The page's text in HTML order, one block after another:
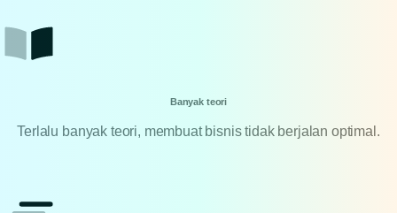
Banyak teori
Terlalu banyak teori, membuat bisnis tidak berjalan optimal.